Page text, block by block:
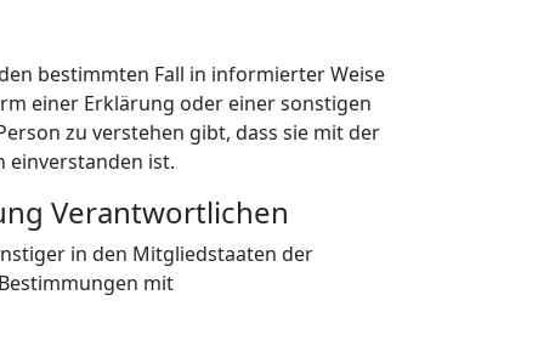
bestimmten Fall in informierter Weise
einer Erklärung oder einer sonstigen
zu verstehen gibt, dass sie mit der
einverstanden ist.
Verantwortlichen
in den Mitgliedstaaten der
mit